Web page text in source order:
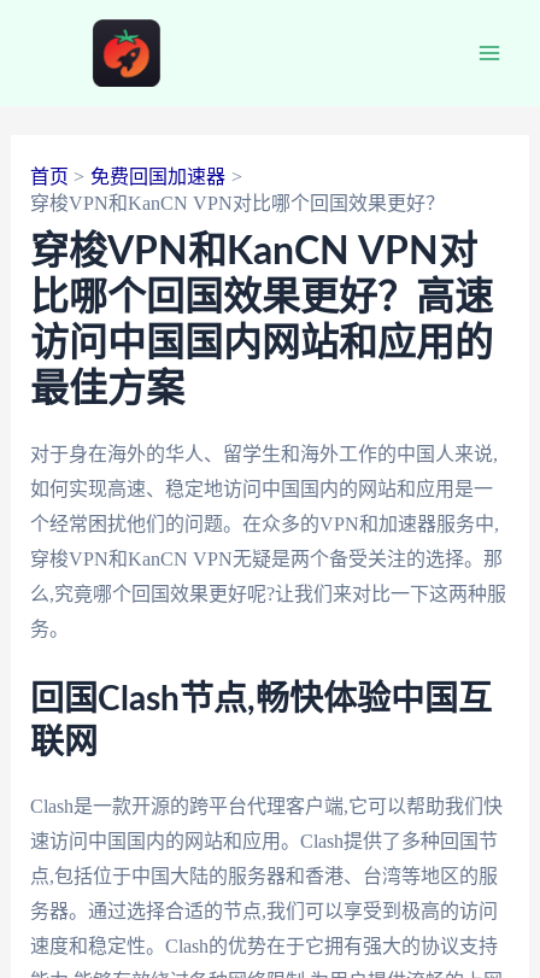
首页
免费回国加速器
穿梭VPN和KanCN VPN对比哪个回国效果更好？
穿梭VPN和KanCN VPN对
比哪个回国效果更好？高速
访问中国国内网站和应用的
最佳方案
对于身在海外的华人、留学生和海外工作的中国人来说,
如何实现高速、稳定地访问中国国内的网站和应用是一
个经常困扰他们的问题。在众多的VPN和加速器服务中,
穿梭VPN和KanCN VPN无疑是两个备受关注的选择。那
么,究竟哪个回国效果更好呢?让我们来对比一下这两种服
务。
回国Clash节点,畅快体验中国互
联网
Clash是一款开源的跨平台代理客户端,它可以帮助我们快
速访问中国国内的网站和应用。Clash提供了多种回国节
点,包括位于中国大陆的服务器和香港、台湾等地区的服
务器。通过选择合适的节点,我们可以享受到极高的访问
速度和稳定性。Clash的优势在于它拥有强大的协议支持